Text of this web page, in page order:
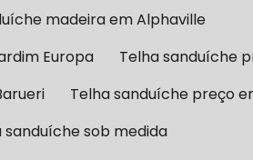
madeira em Alphaville
Europa
Telha sanduíche
Telha sanduíche preço
sanduíche sob medida